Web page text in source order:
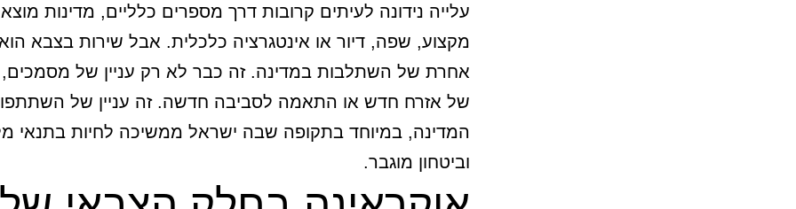
עלייה נידונה לעיתים קרובות דרך מספרים כלליים, מדינות
מקצוע, שפה, דיור או אינטגרציה כלכלית. אבל שירות בצבא
אחרת של השתלבות במדינה. זה כבר לא רק עניין של
של אזרח חדש או התאמה לסביבה חדשה. זה עניין של
המדינה, במיוחד בתקופה שבה ישראל ממשיכה לחיות בתנאי
וביטחון מוגבר.